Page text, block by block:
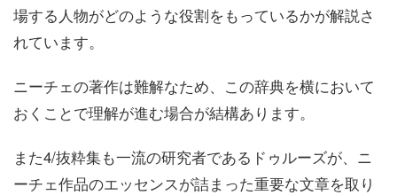
場する人物がどのような役割をもっているかが解説さ
れています。
ニーチェの著作は難解なため、この辞典を横において
おくことで理解が進む場合が結構あります。
また4/抜粋集も一流の研究者であるドゥルーズが、ニ
ーチェ作品のエッセンスが詰まった重要な文章を取り